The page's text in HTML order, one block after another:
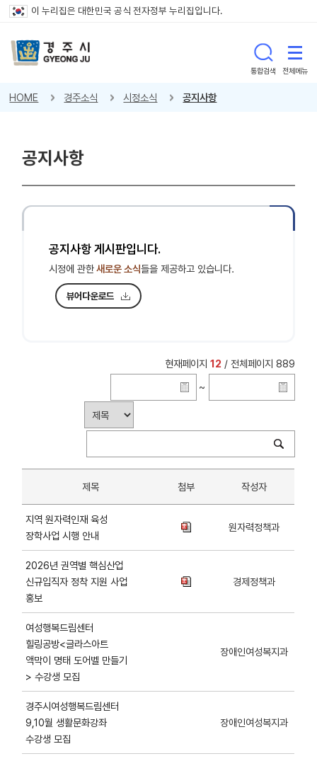
이 누리집은 대한민국 공식 전자정부 누리집입니다.
통합검색 전체메뉴
HOME 경주소식 시정소식 공지사항
공지사항
공지사항 게시판입니다.
시정에 관한새로운 소식들을 제공하고 있습니다.
뷰어다운로드
현재페이지 12 / 전체페이지 889
~
제목 첨부 작성자
지역 원자력인재 육성
장학사업 시행 안내
원자력정책과
2026년 권역별 핵심산업
신규입직자 정착 지원 사업
홍보
경제정책과
여성행복드림센터
힐링공방<글라스아트
액막이 명태 도어벨 만들기
> 수강생 모집
장애인여성복지과
경주시여성행복드림센터
9,10월 생활문화강좌
수강생 모집
장애인여성복지과